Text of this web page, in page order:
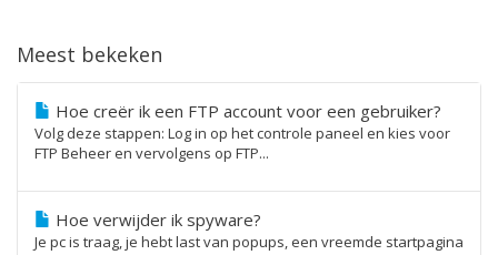
Meest bekeken
Hoe creër ik een FTP account voor een gebruiker?
Volg deze stappen: Log in op het controle paneel en kies voor
FTP Beheer en vervolgens op FTP...
Hoe verwijder ik spyware?
Je pc is traag, je hebt last van popups, een vreemde startpagina